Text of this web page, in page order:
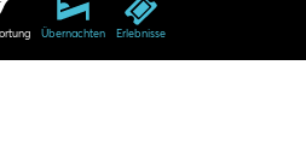
Übernachten Erlebnisse